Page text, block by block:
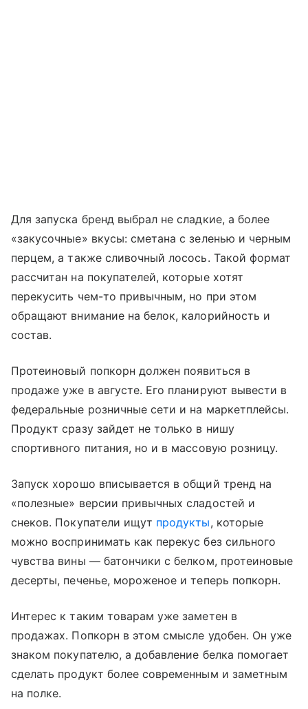
Для запуска бренд выбрал не сладкие, а более
«закусочные» вкусы: сметана с зеленью и черным
перцем, а также сливочный лосось. Такой формат
рассчитан на покупателей, которые хотят
перекусить чем-то привычным, но при этом
обращают внимание на белок, калорийность и
состав.
Протеиновый попкорн должен появиться в
продаже уже в августе. Его планируют вывести в
федеральные розничные сети и на маркетплейсы.
Продукт сразу зайдет не только в нишу
спортивного питания, но и в массовую розницу.
Запуск хорошо вписывается в общий тренд на
«полезные» версии привычных сладостей и
снеков. Покупатели ищут продукты, которые
можно воспринимать как перекус без сильного
чувства вины — батончики с белком, протеиновые
десерты, печенье, мороженое и теперь попкорн.
Интерес к таким товарам уже заметен в
продажах. Попкорн в этом смысле удобен. Он уже
знаком покупателю, а добавление белка помогает
сделать продукт более современным и заметным
на полке.